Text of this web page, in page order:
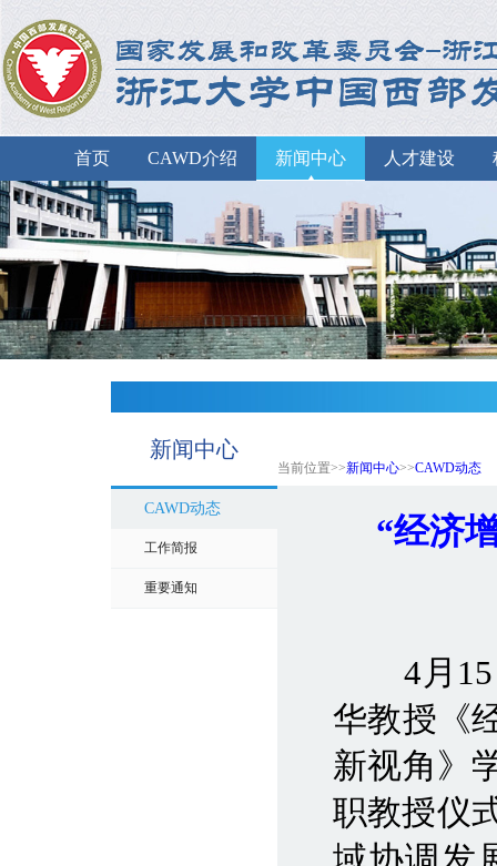
首页 CAWD介绍 新闻中心 人才建设
新闻中心
当前位置>>新闻中心>>CAWD动态
CAWD动态
工作简报
重要通知
“经济
4月15
华教授《
新视角》
职教授仪